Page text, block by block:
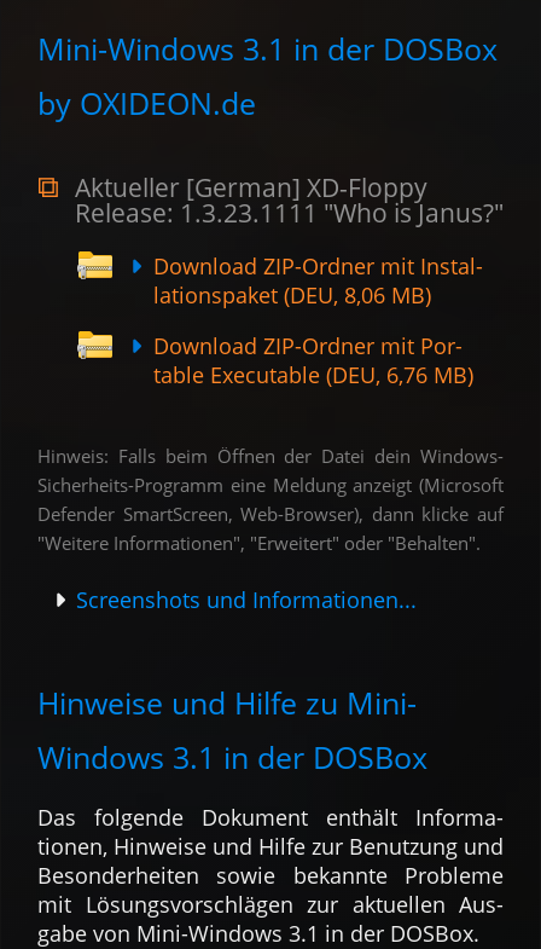
Mini-Windows 3.1 in der DOSBox
by OXIDEON.de
Aktueller [German] XD-Floppy
Release: 1.3.23.1111 "Who is Janus?"
Download ZIP-Ordner mit Instal­
lations­paket (DEU, 8,06 MB)
Download ZIP-Ordner mit Por­
table Exe­cutable (DEU, 6,76 MB)
Hinweis: Falls beim Öffnen der Datei dein Windows-
Sicher­heits-Pro­gramm eine Meldung anzeigt (Micro­soft
Defender Smart­Screen, Web-Browser), dann klicke auf
"Weitere Infor­ma­tionen", "Erweitert" oder "Behalten".
Screenshots und Informationen...
Hinweise und Hilfe zu Mini-
Windows 3.1 in der DOSBox
Das folgende Dokument enthält Informa­
tionen, Hinweise und Hilfe zur Benut­zung und
Beson­der­heiten sowie bekannte Probleme
mit Lösungs­vorschlägen zur aktuellen Aus­
gabe von Mini-Windows 3.1 in der DOSBox.